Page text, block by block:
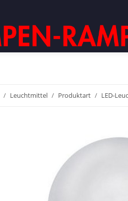
Leuchtmittel Produktart LED-